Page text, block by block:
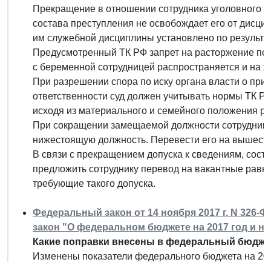
Прекращение в отношении сотрудника уголовного
состава преступления не освобождает его от
им служебной дисциплины установлено по
Предусмотренный ТК РФ запрет на расторжение по
с беременной сотрудницей распространяется и
При разрешении спора по иску органа власти о
ответственности суд должен учитывать нормы ТК
исходя из материального и семейного положения
При сокращении замещаемой должности
нижестоящую должность. Перевести его на
В связи с прекращением допуска к сведениям,
предложить сотруднику перевод на вакантные
требующие такого допуска.
Федеральный закон от 14 ноября 2017 г. N
закон "О федеральном бюджете на 2017 год и
Какие поправки внесены в федеральный
Изменены показатели федерального бюджета на